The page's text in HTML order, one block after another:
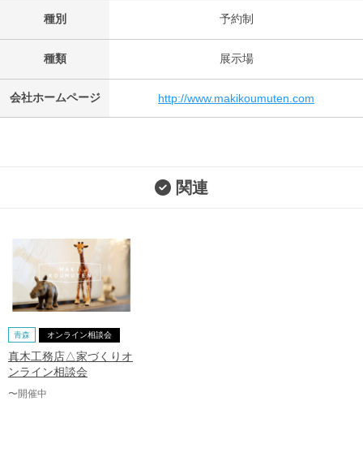
種別 予約制
種類 展示場
会社ホームページ http://www.makikoumuten.com
関連
青森 オンライン相談会
真木工務店△家づくりオ
ンライン相談会
〜開催中